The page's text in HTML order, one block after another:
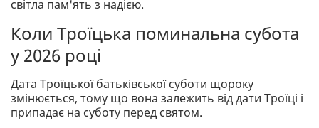
світла пам'ять з надією.
Коли Троїцька поминальна субота
у 2026 році
Дата Троїцької батьківської суботи щороку
змінюється, тому що вона залежить від дати Троїці і
припадає на суботу перед святом.